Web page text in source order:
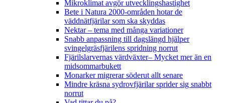
Mikroklimat avgör utvecklingshastighet
Bete i Natura 2000-områden hotar de
väddnätfjärilar som ska skyddas
Nektar – tema med många variationer
Snabb anpassning till dagslängd hjälper
svingelgräsfjärilens spridning norrut
Fjärilslarvernas värdväxter– Mycket mer än en
midsommarbukett
Monarker migrerar söderut allt senare
Mindre kräsna sydrovfjärilar sprider sig snabbt
norrut